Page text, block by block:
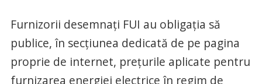
Furnizorii desemnaţi FUI au obligaţia să
publice, în secţiunea dedicată de pe pagina
proprie de internet, preţurile aplicate pentru
furnizarea energiei electrice în regim de